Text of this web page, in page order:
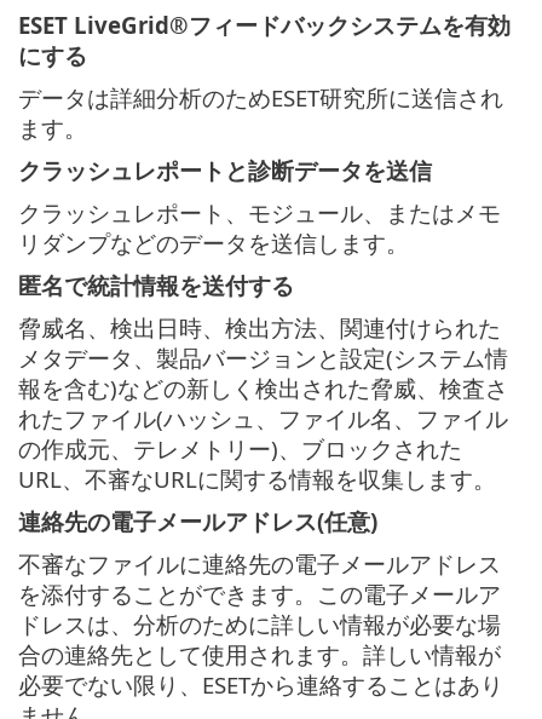
ESET LiveGrid®フィードバックシステムを有効
にする
データは詳細分析のためESET研究所に送信され
ます。
クラッシュレポートと診断データを送信
クラッシュレポート、モジュール、またはメモ
リダンプなどのデータを送信します。
匿名で統計情報を送付する
脅威名、検出日時、検出方法、関連付けられた
メタデータ、製品バージョンと設定(システム情
報を含む)などの新しく検出された脅威、検査さ
れたファイル(ハッシュ、ファイル名、ファイル
の作成元、テレメトリー)、ブロックされた
URL、不審なURLに関する情報を収集します。
連絡先の電子メールアドレス(任意)
不審なファイルに連絡先の電子メールアドレス
を添付することができます。この電子メールア
ドレスは、分析のために詳しい情報が必要な場
合の連絡先として使用されます。詳しい情報が
必要でない限り、ESETから連絡することはあり